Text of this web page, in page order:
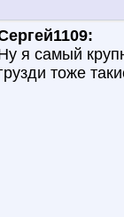
я самый
тоже